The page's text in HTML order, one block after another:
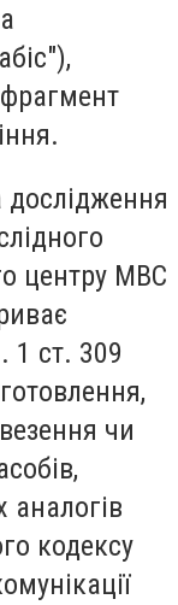
фрагмент
центру МВС
1 ст. 309
чи
аналогів
кодексу